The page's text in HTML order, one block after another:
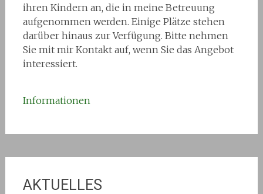
ihren Kindern an, die in meine Betreuung
aufgenommen werden. Einige Plätze stehen
darüber hinaus zur Verfügung. Bitte nehmen
Sie mit mir Kontakt auf, wenn Sie das Angebot
interessiert.
Informationen
AKTUELLES